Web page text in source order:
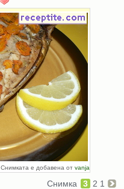
Снимката е добавена от vanja
Снимка 3 2 1